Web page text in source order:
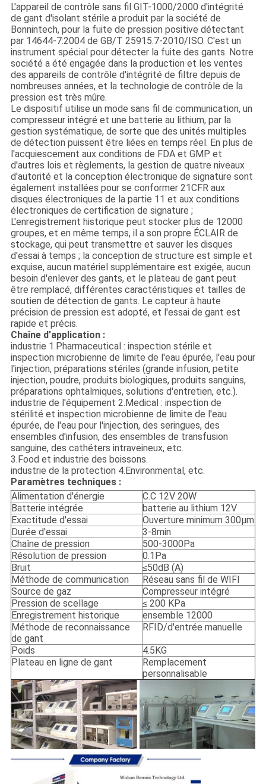
L'appareil de contrôle sans fil GIT-1000/2000 d'intégrité
de gant d'isolant stérile a produit par la société de
Bonnintech, pour la fuite de pression positive détectant
par 14644-7:2004 de GB/T 25915.7-2010/ISO. C'est un
instrument spécial pour détecter la fuite des gants. Notre
société a été engagée dans la production et les ventes
des appareils de contrôle d'intégrité de filtre depuis de
nombreuses années, et la technologie de contrôle de la
pression est très mûre.
Le dispositif utilise un mode sans fil de communication, un
compresseur intégré et une batterie au lithium, par la
gestion systématique, de sorte que des unités multiples
de détection puissent être liées en temps réel. En plus de
l'acquiescement aux conditions de FDA et GMP et
d'autres lois et règlements, la gestion de quatre niveaux
d'autorité et la conception électronique de signature sont
également installées pour se conformer 21CFR aux
disques électroniques de la partie 11 et aux conditions
électroniques de certification de signature ;
L'enregistrement historique peut stocker plus de 12000
groupes, et en même temps, il a son propre ÉCLAIR de
stockage, qui peut transmettre et sauver les disques
d'essai à temps ; la conception de structure est simple et
exquise, aucun matériel supplémentaire est exigée, aucun
besoin d'enlever des gants, et le plateau de gant peut
être remplacé, différentes caractéristiques et tailles de
soutien de détection de gants. Le capteur à haute
précision de pression est adopté, et l'essai de gant est
rapide et précis.
Chaîne d'application :
industrie 1.Pharmaceutical : inspection stérile et
inspection microbienne de limite de l'eau épurée, l'eau pour
l'injection, préparations stériles (grande infusion, petite
injection, poudre, produits biologiques, produits sanguins,
préparations ophtalmiques, solutions d'entretien, etc.).
industrie de l'équipement 2.Medical : inspection de
stérilité et inspection microbienne de limite de l'eau
épurée, de l'eau pour l'injection, des seringues, des
ensembles d'infusion, des ensembles de transfusion
sanguine, des cathéters intraveineux, etc.
3.Food et industrie des boissons.
industrie de la protection 4.Environmental, etc.
Paramètres techniques :
Alimentation d'énergie
C.C 12V 20W
Batterie intégrée
batterie au lithium 12V
Exactitude d'essai
Ouverture minimum 300μm
Durée d'essai
3-8min
Chaîne de pression
500-3000Pa
Résolution de pression
0.1Pa
Bruit
≤50dB (A)
Méthode de communication
Réseau sans fil de WIFI
Source de gaz
Compresseur intégré
Pression de scellage
≤ 200 KPa
Enregistrement historique
ensemble 12000
Méthode de reconnaissance
de gant
RFID/d'entrée manuelle
Poids
4.5KG
Plateau en ligne de gant
Remplacement
personnalisable